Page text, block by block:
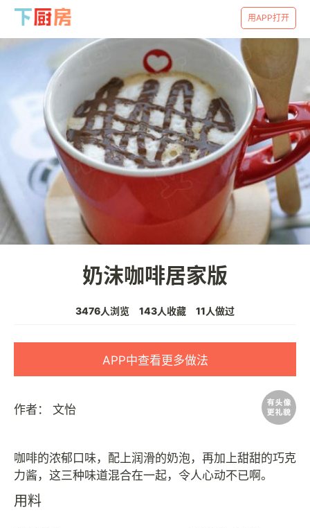
用APP打开
奶沫咖啡居家版
3476人浏览 143人收藏 11人做过
APP中查看更多做法
作者： 文怡
咖啡的浓郁口味，配上润滑的奶泡，再加上甜甜的巧克
用料